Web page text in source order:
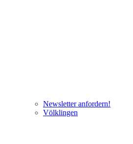
Newsletter anfordern!
Völklingen